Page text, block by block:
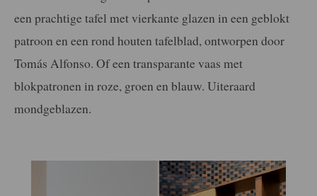
een prachtige tafel met vierkante glazen in een geblokt
patroon en een rond houten tafelblad, ontworpen door
Tomás Alfonso. Of een transparante vaas met
blokpatronen in roze, groen en blauw. Uiteraard
mondgeblazen.